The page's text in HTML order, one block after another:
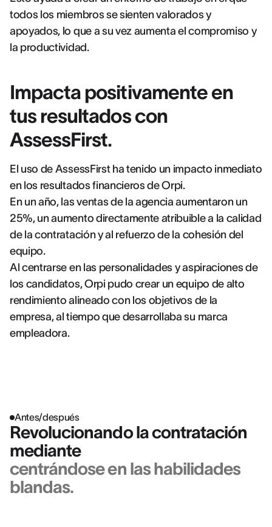
todos los miembros se sienten valorados y
apoyados, lo que a su vez aumenta el compromiso y
la productividad.
Impacta positivamente en
tus resultados con
AssessFirst.
El uso de AssessFirst ha tenido un impacto inmediato
en los resultados financieros de Orpi.
En un año, las ventas de la agencia aumentaron un
25%, un aumento directamente atribuible a la calidad
de la contratación y al refuerzo de la cohesión del
equipo.
Al centrarse en las personalidades y aspiraciones de
los candidatos, Orpi pudo crear un equipo de alto
rendimiento alineado con los objetivos de la
empresa, al tiempo que desarrollaba su marca
empleadora.
Antes/después
Revolucionando la contratación
mediante
centrándose en las habilidades
blandas.